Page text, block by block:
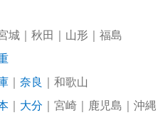
城 秋田 山形 福島
奈良 和歌山
大分 宮崎 鹿児島 沖縄